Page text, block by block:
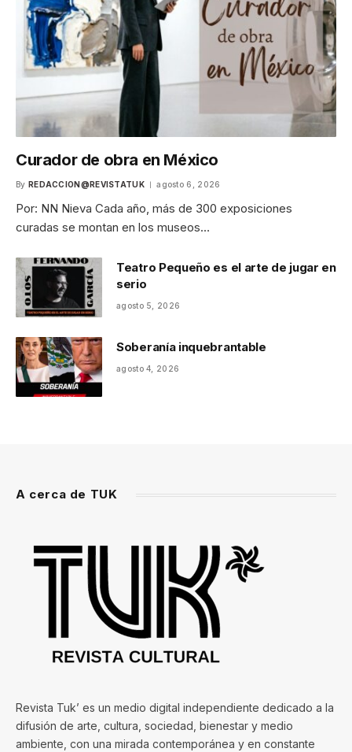
Curador de obra en México
By REDACCION@REVISTATUK agosto 6, 2026
Por: NN Nieva Cada año, más de 300 exposiciones
curadas se montan en los museos…
Teatro Pequeño es el arte de jugar en
serio
agosto 5, 2026
Soberanía inquebrantable
agosto 4, 2026
A cerca de TUK
Revista Tuk’ es un medio digital independiente dedicado a la
difusión de arte, cultura, sociedad, bienestar y medio
ambiente, con una mirada contemporánea y en constante